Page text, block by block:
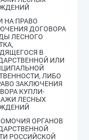
НА ПРАВО
ДОГОВОРА
ЛЕСНОГО
В
ИЛИ
ЛИБО
ЗАКЛЮЧЕНИЯ
КУПЛИ-
ЛЕСНЫХ
ОРГАНОВ
РОССИЙСКОЙ